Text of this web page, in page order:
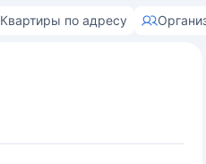
Квартиры по адресу